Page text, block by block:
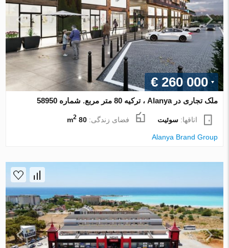
€ 260 000
ملک تجاری در Alanya ، ترکیه 80 متر مربع. شماره 58950
اتاقها:سوئیت فضای زندگی:80 m
2
Alanya Brand Group